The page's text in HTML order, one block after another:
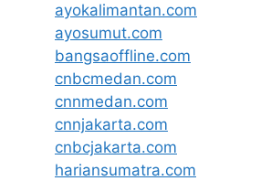
ayokalimantan.com
ayosumut.com
bangsaoffline.com
cnbcmedan.com
cnnmedan.com
cnnjakarta.com
cnbcjakarta.com
hariansumatra.com